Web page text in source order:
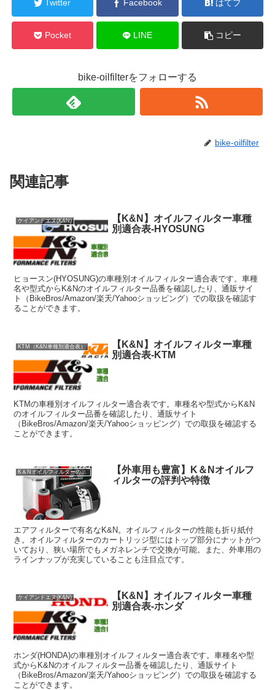
Twitter Facebook はてブ
Pocket LINE コピー
bike-oilfilterをフォローする
bike-oilfilter
関連記事
ケイアンドエヌ(K&N)
【K&N】オイルフィルター車種
別適合表-HYOSUNG
ヒョースン(HYOSUNG)の車種別オイルフィルター適合表です。車種
名や型式からK&Nのオイルフィルター品番を確認したり、通販サイ
ト（BikeBros/Amazon/楽天/Yahooショッピング）での取扱を確認す
ることができます。
KTM（K&N車種別適合表）
【K&N】オイルフィルター車種
別適合表-KTM
KTMの車種別オイルフィルター適合表です。車種名や型式からK&N
のオイルフィルター品番を確認したり、通販サイト
（BikeBros/Amazon/楽天/Yahooショッピング）での取扱を確認する
ことができます。
K＆Nオイルフィルターの特徴や評判
【外車用も豊富】K＆Nオイルフ
ィルターの評判や特徴
エアフィルターで有名なK&N。オイルフィルターの性能も折り紙付
き。オイルフィルターのカートリッジ型にはトップ部分にナットがつ
いており、狭い場所でもメガネレンチで交換が可能。また、外車用の
ラインナップが充実していることも注目点です。
ケイアンドエヌ(K&N)
【K&N】オイルフィルター車種
別適合表-ホンダ
ホンダ(HONDA)の車種別オイルフィルター適合表です。車種名や型
式からK&Nのオイルフィルター品番を確認したり、通販サイト
（BikeBros/Amazon/楽天/Yahooショッピング）での取扱を確認する
ことができます。